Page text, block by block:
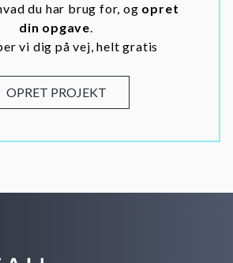
du har brug for, og opret
din opgave.
vi dig på vej, helt gratis
OPRET PROJEKT